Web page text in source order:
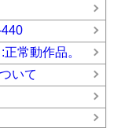
常動作品。
いて